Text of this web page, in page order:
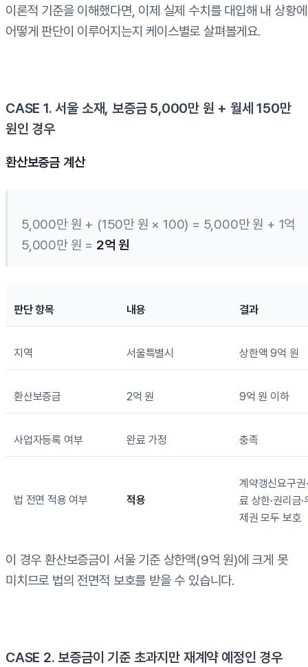
이론적 기준을 이해했다면, 이제 실제 수치를 대입해 내 상황에
어떻게 판단이 이루어지는지 케이스별로 살펴볼게요.
CASE 1. 서울 소재, 보증금 5,000만 원 + 월세 150만
원인 경우
환산보증금 계산
5,000만 원 + (150만 원 × 100) = 5,000만 원 + 1억
5,000만 원 = 2억 원
판단 항목 내용 결과
지역 서울특별시 상한액 9억 원
환산보증금 2억 원 9억 원 이하
사업자등록 여부 완료 가정 충족
법 전면 적용 여부 적용
계약갱신요구권
료 상한·권리금
제권 모두 보호
이 경우 환산보증금이 서울 기준 상한액(9억 원)에 크게 못
미치므로 법의 전면적 보호를 받을 수 있습니다.
CASE 2. 보증금이 기준 초과지만 재계약 예정인 경우